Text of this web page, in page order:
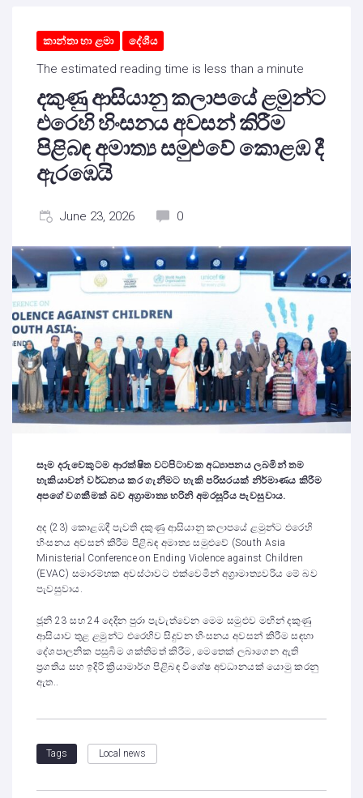
කාන්තා හා ළමා දේශීය
The estimated reading time is less than a minute
දකුණු ආසියානු කලාපයේ ළමුන්ට
එරෙහි හිංසනය අවසන් කිරීම
පිළිබඳ අමාත්‍ය සමුළුවේ කොළඹ දී
ඇරඹෙයි
June 23, 2026 0
සෑම දරුවෙකුටම ආරක්ෂිත වටපිටාවක අධ්‍යාපනය ලබමින් තම
හැකියාවන් වර්ධනය කර ගැනීමට හැකි පරිසරයක් නිර්මාණය කිරීම
අපගේ වගකීමක් බව අග්‍රාමාත්‍ය හරිනි අමරසූරිය පැවසුවාය.
අද (23) කොළඹදී පැවති දකුණු ආසියානු කලාපයේ ළමුන්ට එරෙහි
හිංසනය අවසන් කිරීම පිළිබඳ අමාත්‍ය සමුළුවේ (South Asia
Ministerial Conference on Ending Violence against Children
(EVAC) සමාරම්භක අවස්ථාවට එක්වෙමින් අග්‍රාමාත්‍යවරිය මේ බව
පැවසුවාය.
ජූනි 23 සහ 24 දෙදින පුරා පැවැත්වෙන මෙම සමුළුව මඟින් දකුණු
ආසියාව තුළ ළමුන්ට එරෙහිව සිදුවන හිංසනය අවසන් කිරීම සඳහා
දේශපාලනික පසුබිම ශක්තිමත් කිරීම, මෙතෙක් ලබාගෙන ඇති
ප්‍රගතිය සහ ඉදිරි ක්‍රියාමාර්ග පිළිබඳ විශේෂ අවධානයක් යොමු කරනු
ඇත..
Tags Local news